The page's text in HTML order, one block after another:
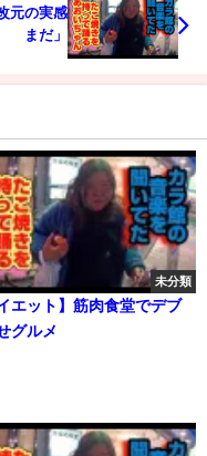
元の実感
まだ」
未分類
エット】筋肉食堂でデブ
グルメ